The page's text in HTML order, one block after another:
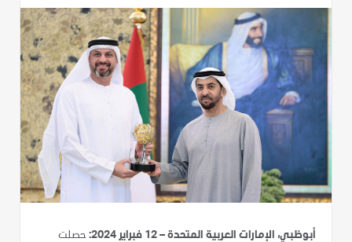
أبوظبي، الإمارات العربية المتحدة – 12 فبراير 2024:
حصلت